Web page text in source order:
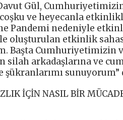
Gül,
coşku ve heyecanla
Pandemi nedeniyle
oluşturulan etkinlik
Başta Cumhuriyetimizin
silah arkadaşlarına ve
şükranlarımı sunuyorum”
İÇİN NASIL BİR